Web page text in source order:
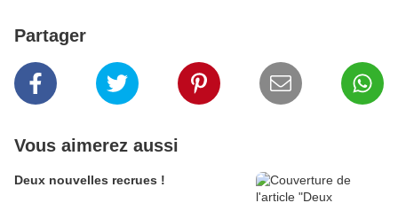
Partager
Vous aimerez aussi
Deux nouvelles recrues !